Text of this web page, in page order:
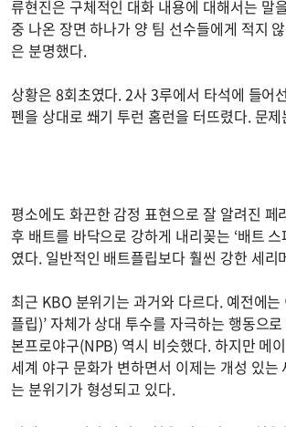
류현진은 구체적인 대화 내용에 대해서는 말
중 나온 장면 하나가 양 팀 선수들에게 적지
은 분명했다.
상황은 8회초였다. 2사 3루에서 타석에 들어
펜을 상대로 쐐기 투런 홈런을 터뜨렸다. 문
평소에도 화끈한 감정 표현으로 잘 알려진 페
후 배트를 바닥으로 강하게 내리꽂는 ‘배트
였다. 일반적인 배트플립보다 훨씬 강한 세리
최근 KBO 분위기는 과거와 다르다. 예전에는
플립)’ 자체가 상대 투수를 자극하는 행동으
본프로야구(NPB) 역시 비슷했다. 하지만 메
세계 야구 문화가 변하면서 이제는 개성 있는
는 분위기가 형성되고 있다.